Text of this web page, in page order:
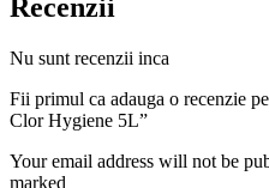
Recenzii
Nu sunt recenzii inca
Fii primul ca adauga o recenzie
Clor Hygiene 5L”
Your email address will not be
marked